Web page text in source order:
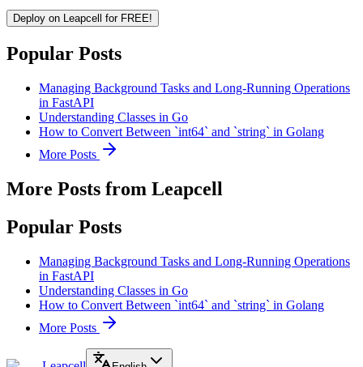
Deploy on Leapcell for FREE!
Popular Posts
Managing Background Tasks and Long-Running Operations
in FastAPI
Understanding Classes in Go
How to Convert Between `int64` and `string` in Golang
More Posts
More Posts from Leapcell
Popular Posts
Managing Background Tasks and Long-Running Operations
in FastAPI
Understanding Classes in Go
How to Convert Between `int64` and `string` in Golang
More Posts